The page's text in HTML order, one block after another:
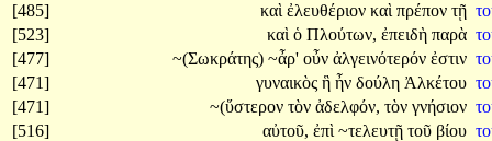
[485]
καὶ ἐλευθέριον καὶ πρέπον τῇ
[523]
καὶ ὁ Πλούτων, ἐπειδὴ παρὰ
[477]
~(Σωκράτης) ~ἆρ' οὖν ἀλγεινότερόν ἐστιν
[471]
γυναικὸς ἣ ἦν δούλη Ἀλκέτου
[471]
~(ὕστερον τὸν ἀδελφόν, τὸν γνήσιον
[516]
αὐτοῦ, ἐπὶ ~τελευτῇ τοῦ βίου